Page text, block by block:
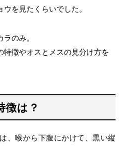
を見たくらいでした。
のみ。
特徴やオスとメスの見分け方を
徴は？
、喉から下腹にかけて、黒い縦